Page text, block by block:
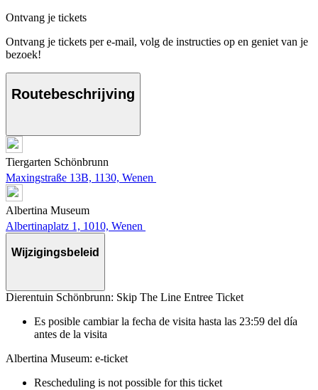
Ontvang je tickets
Ontvang je tickets per e-mail, volg de instructies op en geniet van je
bezoek!
Routebeschrijving
Tiergarten Schönbrunn
Maxingstraße 13B, 1130, Wenen
Albertina Museum
Albertinaplatz 1, 1010, Wenen
Wijzigingsbeleid
Dierentuin Schönbrunn: Skip The Line Entree Ticket
Es posible cambiar la fecha de visita hasta las 23:59 del día
antes de la visita
Albertina Museum: e-ticket
Rescheduling is not possible for this ticket